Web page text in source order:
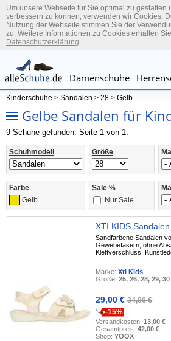
Um unsere Webseite für Sie optimal zu gestalten
verbessern zu können, verwenden wir Cookies.
Nutzung der Webseite stimmen Sie der
zu. Weitere Informationen zu Cookies erhalten
Datenschutzerklärung.
Damenschuhe
Marken
Kinderschuhe > Sandalen > 28 > Gelb
Gelbe Sandalen für
9 Schuhe gefunden. Seite 1 von 1.
Schuhmodell Größe
Farbe
Gelb
Sale %
Nur Sale
XTI KIDS Sandalen
Sandfarbene Sandalen
Gewebefasern; ohne
Klettverschluss,
Marke:Xti Kids
Größe:25, 26, 28, 29, 30
29,00 €34,00 €
-15%
Versandkosten:13,00 €
Gesamtpreis:42,00 €
Shop:YOOX